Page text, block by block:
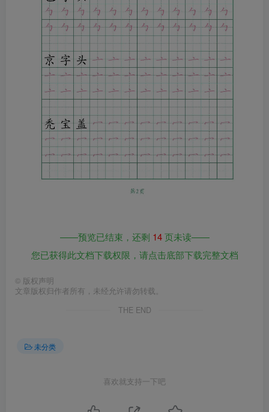
——预览已结束，还剩 14页未读——
您已获得此文档下载权限，请点击底部下载完整文档
© 版权声明
文章版权归作者所有，未经允许请勿转载。
THE END
未分类
喜欢就支持一下吧